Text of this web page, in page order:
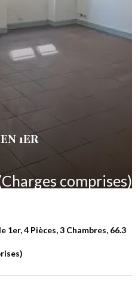
1ER
comprises)
4 Pièces, 3 Chambres, 66.3